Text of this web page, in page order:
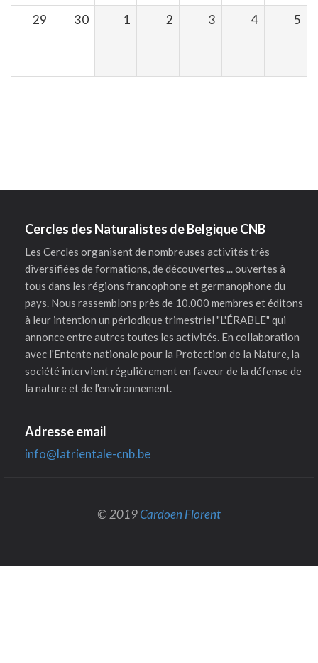
29 30 1 2 3 4 5
Cercles des Naturalistes de Belgique CNB
Les Cercles organisent de nombreuses activités très
diversifiées de formations, de découvertes ... ouvertes à
tous dans les régions francophone et germanophone du
pays. Nous rassemblons près de 10.000 membres et éditons
à leur intention un périodique trimestriel "L'ÉRABLE" qui
annonce entre autres toutes les activités. En collaboration
avec l'Entente nationale pour la Protection de la Nature, la
société intervient régulièrement en faveur de la défense de
la nature et de l'environnement.
Adresse email
info@latrientale-cnb.be
© 2019Cardoen Florent